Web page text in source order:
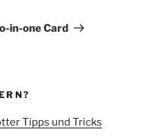
in-one Card
Tipps und Tricks